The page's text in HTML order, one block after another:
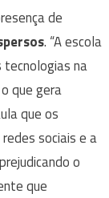
de
. “A escola
tecnologias na
que gera
que os
sociais e a
o
que